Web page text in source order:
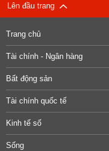
Lên đầu trang
Trang chủ
Tài chính - Ngân hàng
Bất động sản
Tài chính quốc tế
Kinh tế số
Sống